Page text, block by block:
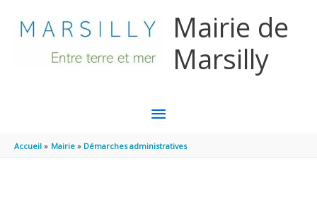
Mairie de
Marsilly
MENU
PRINCIPAL
Accueil Mairie Démarches administratives